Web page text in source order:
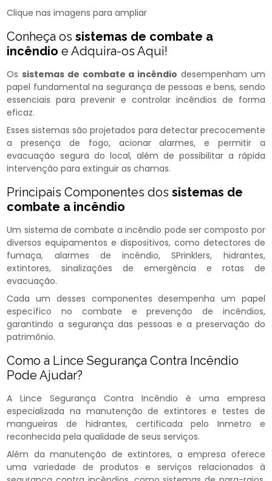
Clique nas imagens para ampliar
Conheça ossistemas de combate a
incêndio​ e Adquira-os Aqui!
Os sistemas de combate a incêndio​ desempenham um
papel fundamental na segurança de pessoas e bens, sendo
essenciais para prevenir e controlar incêndios de forma
eficaz.
Esses sistemas são projetados para detectar precocemente
a presença de fogo, acionar alarmes, e permitir a
evacuação segura do local, além de possibilitar a rápida
intervenção para extinguir as chamas.
Principais Componentes dossistemas de
combate a incêndio​
Um sistema de combate a incêndio​ pode ser composto por
diversos equipamentos e dispositivos, como detectores de
fumaça, alarmes de incêndio, SPrinklers, hidrantes,
extintores, sinalizações de emergência e rotas de
evacuação.
Cada um desses componentes desempenha um papel
específico no combate e prevenção de incêndios,
garantindo a segurança das pessoas e a preservação do
patrimônio.
Como a Lince Segurança Contra Incêndio
Pode Ajudar?
A Lince Segurança Contra Incêndio é uma empresa
especializada na manutenção de extintores e testes de
mangueiras de hidrantes, certificada pelo Inmetro e
reconhecida pela qualidade de seus serviços.
Além da manutenção de extintores, a empresa oferece
uma variedade de produtos e serviços relacionados à